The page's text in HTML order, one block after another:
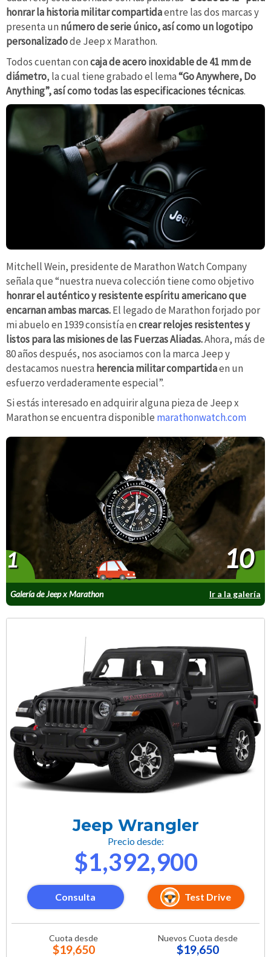
honrar la historia militar compartidaentre las dos marcas y
presenta un número de serie único, así como un logotipo
personalizadode Jeep x Marathon.
Todos cuentan concaja de acero inoxidable de 41 mm de
diámetro, la cual tiene grabado el lema“Go Anywhere, Do
Anything”, así como todas las especificaciones técnicas.
Mitchell Wein, presidente de Marathon Watch Company
señala que “nuestra nueva colección tiene como objetivo
honrar el auténtico y resistente espíritu americano que
encarnan ambas marcas.El legado de Marathon forjado por
mi abuelo en 1939 consistía encrear relojes resistentes y
listos para las misiones de las Fuerzas Aliadas.Ahora, más de
80 años después, nos asociamos con la marca Jeep y
destacamos nuestra herencia militar compartidaen un
esfuerzo verdaderamente especial”.
Si estás interesado en adquirir alguna pieza de Jeep x
Marathon se encuentra disponible marathonwatch.com
Galería de Jeep x Marathon Ir a la galería
1 10
Jeep Wrangler
Precio desde:
$1,392,900
Consulta Test Drive
Cuota desde
$19,650
Nuevos Cuota desde
$19,650